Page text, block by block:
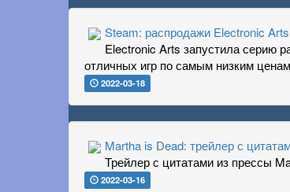
Steam: распродажи Electronic
Electronic Arts запустила серию
отличных игр по самым низким
2022-03-18
Martha is Dead: трейлер с
Трейлер с цитатами из прессы
2022-03-16